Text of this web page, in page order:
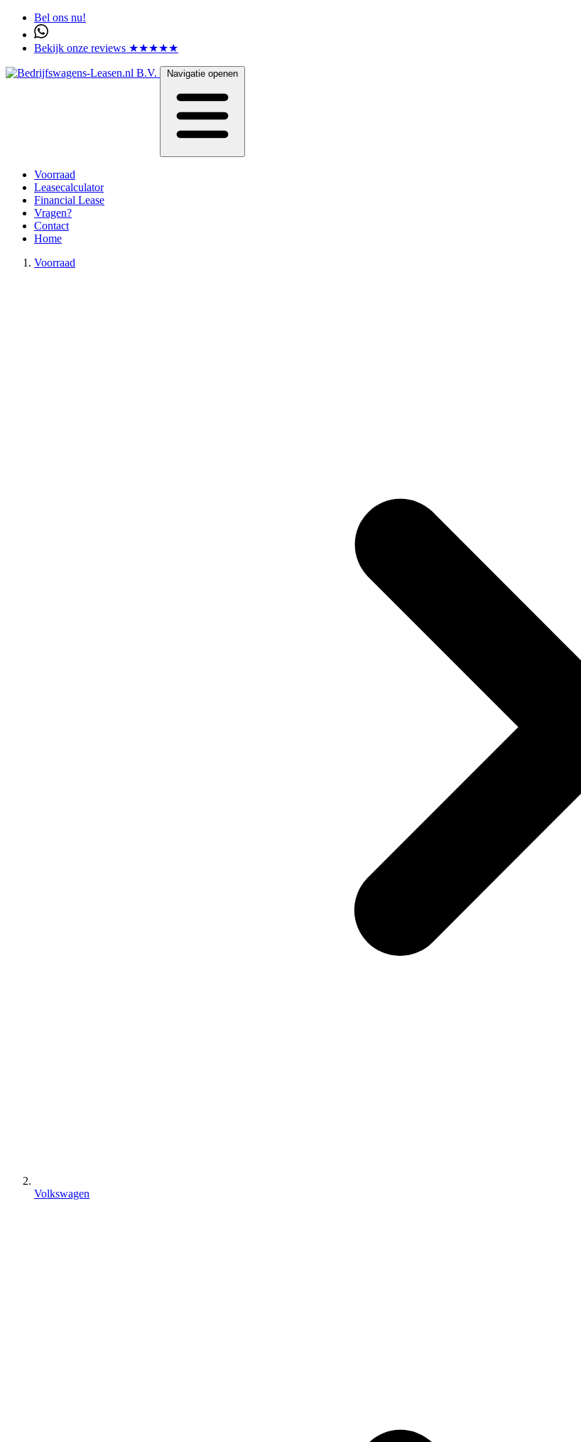
Bel ons nu!
Bekijk onze reviews ★★★★★
Navigatie openen
Voorraad
Leasecalculator
Financial Lease
Vragen?
Contact
Home
Voorraad
Volkswagen